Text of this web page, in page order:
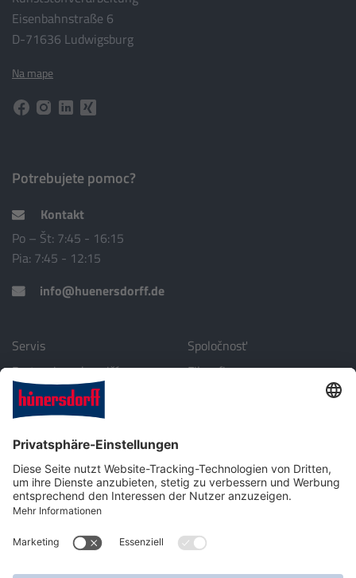
Eisenbahnstraße 6
D-71636 Ludwigsburg
Na mape
Potrebujete pomoc?
Kontakt
Po – Št: 7:45 - 16:15
Pia: 7:45 - 12:15
info@huenersdorff.de
Servis
Partneri v zahraničí
Stiahnuť
Spoločnosť
Filozofia
Kontakt
Plastová technika pre priemysel, automobilové a laboratórne